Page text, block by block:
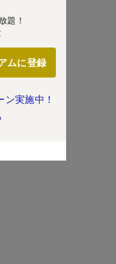
題！
ムに登録
実施中！